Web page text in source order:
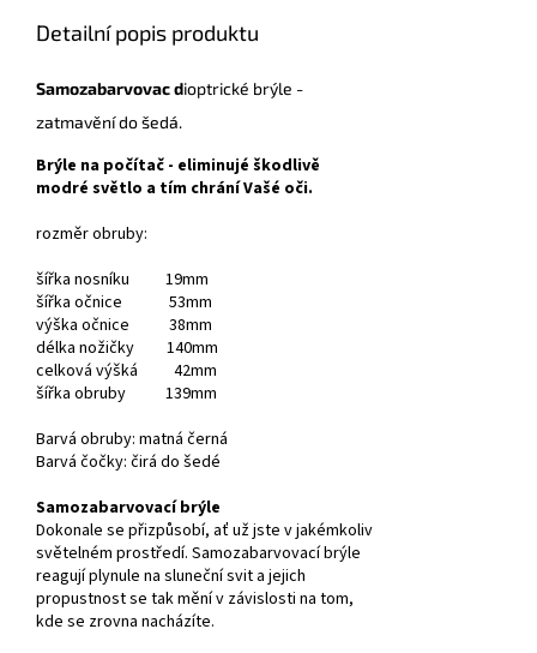
Detailní popis produktu
Samozabarvovac dioptrické brýle -
zatmavění do šedá.
Brýle na počítač - eliminujé škodlivě
modré světlo a tím chrání Vašé oči.
rozměr obruby:
šířka nosníku 19mm
šířka očnice 53mm
výška očnice 38mm
délka nožičky 140mm
celková výšká 42mm
šířka obruby 139mm
Barvá obruby: matná černá
Barvá čočky: čirá do šedé
Samozabarvovací brýle
Dokonale se přizpůsobí, ať už jste v jakémkoliv
světelném prostředí. Samozabarvovací brýle
reagují plynule na sluneční svit a jejich
propustnost se tak mění v závislosti na tom,
kde se zrovna nacházíte.